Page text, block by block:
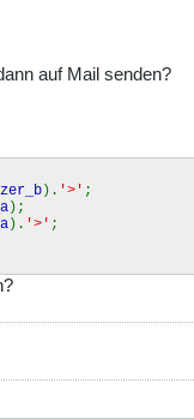
auf Mail senden?
). '>' ;
);
). '>' ;